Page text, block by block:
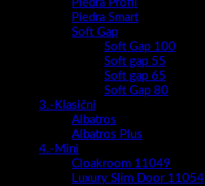
Piedra Profil
Piedra Smart
Soft Gap
Soft Gap 100
Soft gap 55
Soft gap 65
Soft Gap 80
3.-Klasični
Albatros
Albatros Plus
4.-Mini
Cloakroom 11049
Luxury Slim Door 11054